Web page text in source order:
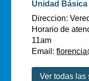
Unidad
Direccion:
Horario de
11am
Email:
Ver todas las